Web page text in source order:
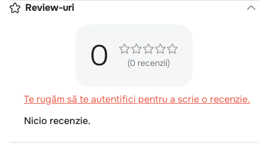
Review-uri
0 (0 recenzii)
Te rugăm să te autentifici pentru a scrie o recenzie.
Nicio recenzie.